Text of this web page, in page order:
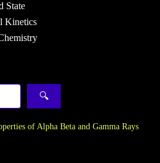
State
Kinetics
🔍
of Alpha Beta and Gamma Rays